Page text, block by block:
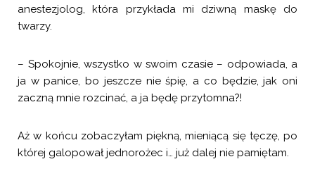
anestezjolog, która przykłada mi dziwną maskę do
twarzy.
– Spokojnie, wszystko w swoim czasie – odpowiada, a
ja w panice, bo jeszcze nie śpię, a co będzie, jak oni
zaczną mnie rozcinać, a ja będę przytomna?!
Aż w końcu zobaczyłam piękną, mieniącą się tęczę, po
której galopował jednorożec i… już dalej nie pamiętam.